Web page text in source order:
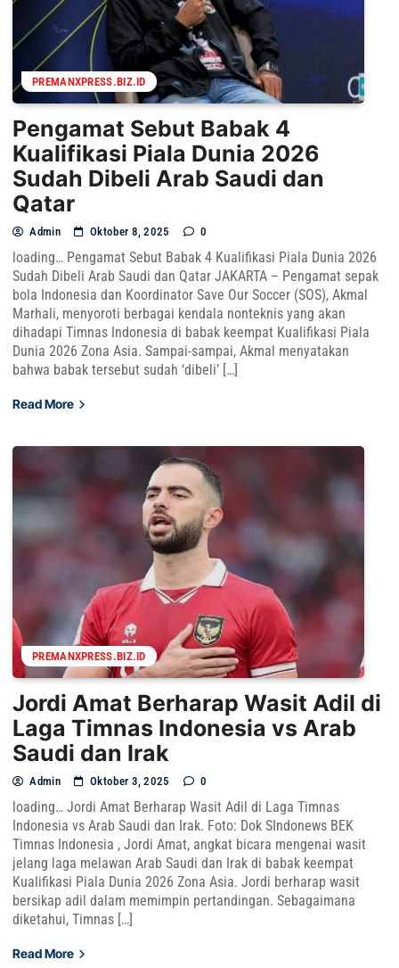
PREMANXPRESS.BIZ.ID
Pengamat Sebut Babak 4
Kualifikasi Piala Dunia 2026
Sudah Dibeli Arab Saudi dan
Qatar
Admin Oktober 8, 2025 0
loading… Pengamat Sebut Babak 4 Kualifikasi Piala Dunia 2026
Sudah Dibeli Arab Saudi dan Qatar JAKARTA – Pengamat sepak
bola Indonesia dan Koordinator Save Our Soccer (SOS), Akmal
Marhali, menyoroti berbagai kendala nonteknis yang akan
dihadapi Timnas Indonesia di babak keempat Kualifikasi Piala
Dunia 2026 Zona Asia. Sampai-sampai, Akmal menyatakan
bahwa babak tersebut sudah ‘dibeli’ […]
Read More
PREMANXPRESS.BIZ.ID
Jordi Amat Berharap Wasit Adil di
Laga Timnas Indonesia vs Arab
Saudi dan Irak
Admin Oktober 3, 2025 0
loading… Jordi Amat Berharap Wasit Adil di Laga Timnas
Indonesia vs Arab Saudi dan Irak. Foto: Dok SIndonews BEK
Timnas Indonesia , Jordi Amat, angkat bicara mengenai wasit
jelang laga melawan Arab Saudi dan Irak di babak keempat
Kualifikasi Piala Dunia 2026 Zona Asia. Jordi berharap wasit
bersikap adil dalam memimpin pertandingan. Sebagaimana
diketahui, Timnas […]
Read More